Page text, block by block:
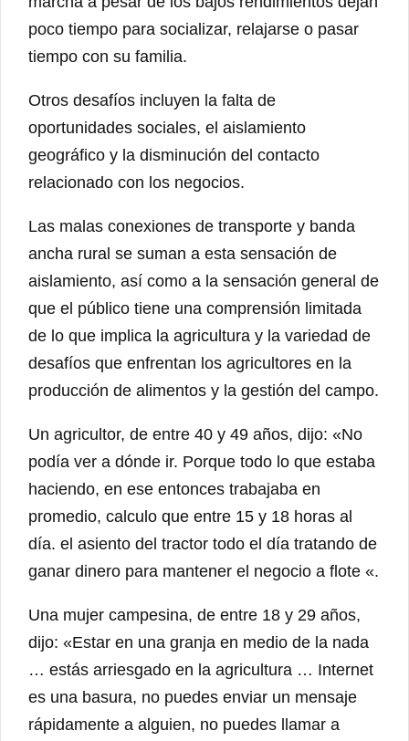
poco tiempo para socializar, relajarse o pasar
tiempo con su familia.
Otros desafíos incluyen la falta de
oportunidades sociales, el aislamiento
geográfico y la disminución del contacto
relacionado con los negocios.
Las malas conexiones de transporte y banda
ancha rural se suman a esta sensación de
aislamiento, así como a la sensación general de
que el público tiene una comprensión limitada
de lo que implica la agricultura y la variedad de
desafíos que enfrentan los agricultores en la
producción de alimentos y la gestión del campo.
Un agricultor, de entre 40 y 49 años, dijo: «No
podía ver a dónde ir. Porque todo lo que estaba
haciendo, en ese entonces trabajaba en
promedio, calculo que entre 15 y 18 horas al
día. el asiento del tractor todo el día tratando de
ganar dinero para mantener el negocio a flote «.
Una mujer campesina, de entre 18 y 29 años,
dijo: «Estar en una granja en medio de la nada
… estás arriesgado en la agricultura … Internet
es una basura, no puedes enviar un mensaje
rápidamente a alguien, no puedes llamar a